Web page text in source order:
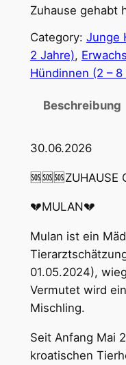
Zuhause gehabt
Category: Junge
2 Jahre),
Hündinnen (2 – 8
Beschreibung
30.06.2026
🆘🆘🆘ZUHAUSE
💔MULAN💔
Mulan ist ein
01.05.2024),
Vermutet wird
Mischling.
Seit Anfang Mai
kroatischen